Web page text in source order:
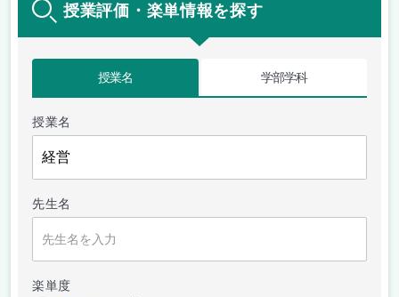
授業評価・楽単情報を探す
授業名 学部学科
授業名
先生名
楽単度